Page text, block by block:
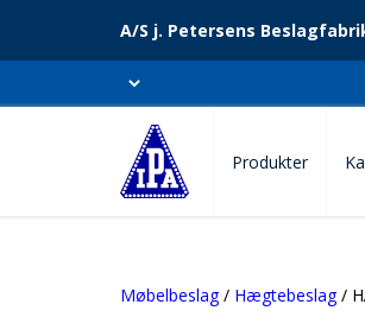
A/S j. Petersens
Produkter
Møbelbeslag/ Hægtebeslag/